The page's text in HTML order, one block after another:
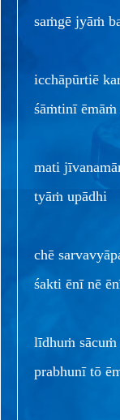
saṁgē jyāṁ
icchāpūrtiē
śāṁtinī
mati
tyāṁ upādhi
chē
śakti ēnī nē
līdhuṁ
prabhunī tō